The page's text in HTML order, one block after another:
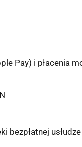
Pay) i płacenia
bezpłatnej usłudze